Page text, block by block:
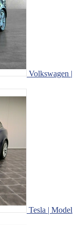
Volkswagen |
Tesla | Model